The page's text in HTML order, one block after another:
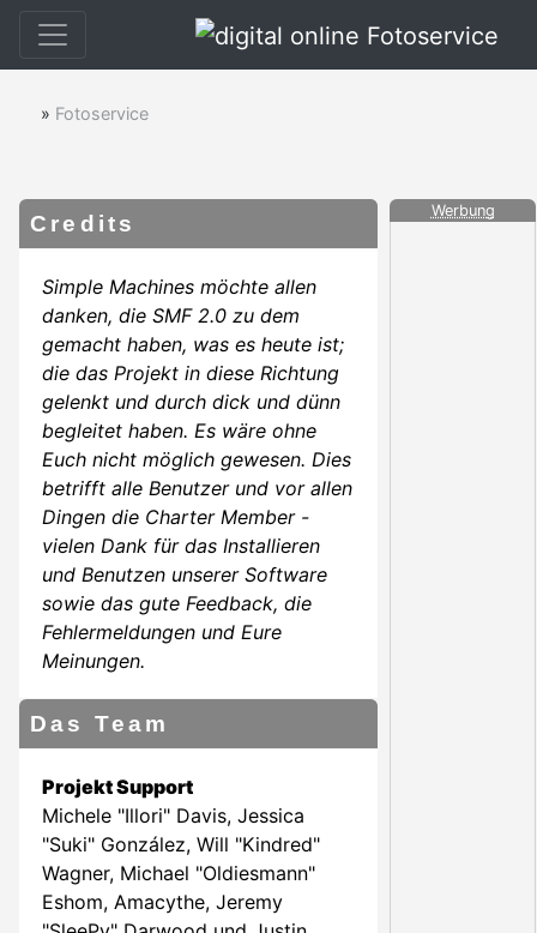
» Fotoservice
Credits
Simple Machines möchte allen
danken, die SMF 2.0 zu dem
gemacht haben, was es heute ist;
die das Projekt in diese Richtung
gelenkt und durch dick und dünn
begleitet haben. Es wäre ohne
Euch nicht möglich gewesen. Dies
betrifft alle Benutzer und vor allen
Dingen die Charter Member -
vielen Dank für das Installieren
und Benutzen unserer Software
sowie das gute Feedback, die
Fehlermeldungen und Eure
Meinungen.
Das Team
Projekt Support
Michele "Illori" Davis, Jessica
"Suki" González, Will "Kindred"
Wagner, Michael "Oldiesmann"
Eshom, Amacythe, Jeremy
Werbung